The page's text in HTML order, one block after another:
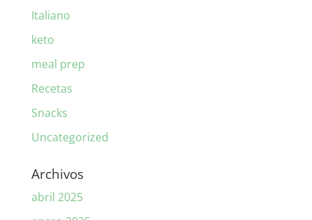
Italiano
keto
meal prep
Recetas
Snacks
Uncategorized
Archivos
abril 2025